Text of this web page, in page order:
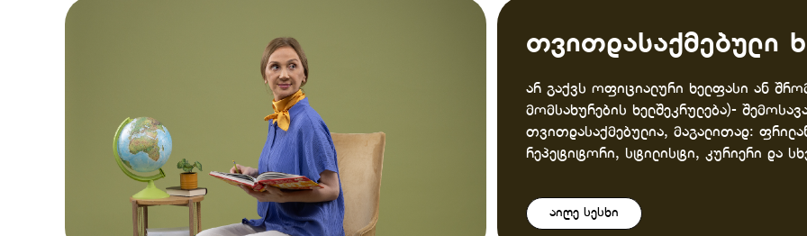
თვითდასაქმებული
არ გაქვს ოფიციალური ხელფასი ან
მომსახურების ხელშეკრულება)-
თვითდასაქმებულია, მაგალითად:
რეპეტიტორი, სტილისტი, კურიერი და
აიღე სესხი